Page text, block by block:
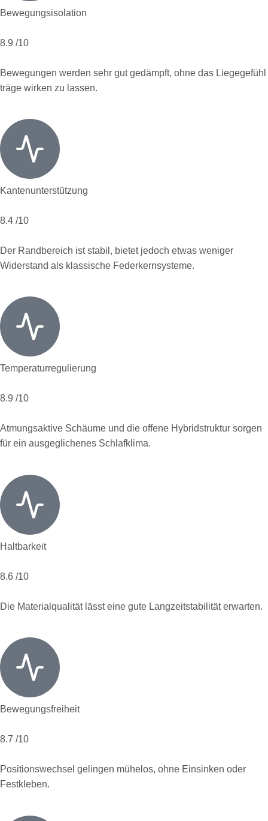
Bewegungsisolation
8.9 /10
Bewegungen werden sehr gut gedämpft, ohne das Liegegefühl
träge wirken zu lassen.
Kantenunterstützung
8.4 /10
Der Randbereich ist stabil, bietet jedoch etwas weniger
Widerstand als klassische Federkernsysteme.
Temperaturregulierung
8.9 /10
Atmungsaktive Schäume und die offene Hybridstruktur sorgen
für ein ausgeglichenes Schlafklima.
Haltbarkeit
8.6 /10
Die Materialqualität lässt eine gute Langzeitstabilität erwarten.
Bewegungsfreiheit
8.7 /10
Positionswechsel gelingen mühelos, ohne Einsinken oder
Festkleben.